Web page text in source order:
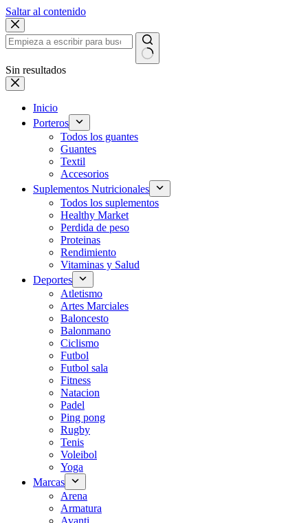
Saltar al contenido
Sin resultados
Inicio
Porteros
Todos los guantes
Guantes
Textil
Accesorios
Suplementos Nutricionales
Todos los suplementos
Healthy Market
Perdida de peso
Proteinas
Rendimiento
Vitaminas y Salud
Deportes
Atletismo
Artes Marciales
Baloncesto
Balonmano
Ciclismo
Futbol
Futbol sala
Fitness
Natacion
Padel
Ping pong
Rugby
Tenis
Voleibol
Yoga
Marcas
Arena
Armatura
Avanti